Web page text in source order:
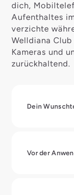
dich,
Aufenthaltes
verzichte
Welldiana
Kameras und
zurückhaltend.
Dein
Vor der